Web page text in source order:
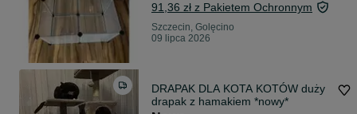
91,36 zł z Pakietem Ochronnym
Szczecin, Golęcino
09 lipca 2026
DRAPAK DLA KOTA KOTÓW duży
drapak z hamakiem *nowy*